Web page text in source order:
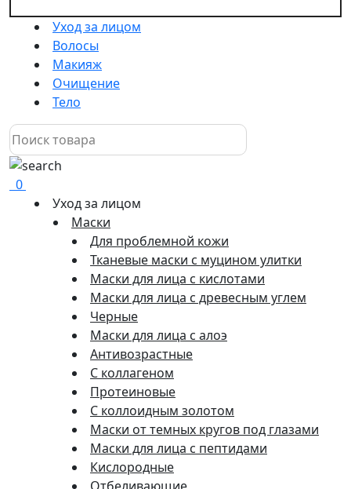
Уход за лицом
Волосы
Макияж
Очищение
Тело
0
Уход за лицом
Маски
Для проблемной кожи
Тканевые маски с муцином улитки
Маски для лица с кислотами
Маски для лица с древесным углем
Черные
Маски для лица с алоэ
Антивозрастные
С коллагеном
Протеиновые
С коллоидным золотом
Маски от темных кругов под глазами
Маски для лица с пептидами
Кислородные